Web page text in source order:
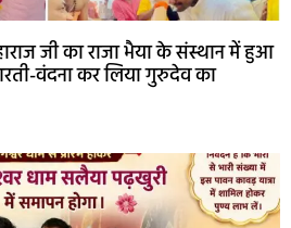
जी का राजा भैया के संस्थान में हुआ
वंदना कर लिया गुरुदेव का